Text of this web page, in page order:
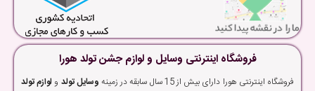
فروشگاه اینترنتی وسایل و لوازم جشن تولد هورا
فروشگاه اینترنتی هورا دارای بیش از 15 سال سابقه در زمینه وسایل تولد و لوازم تولد